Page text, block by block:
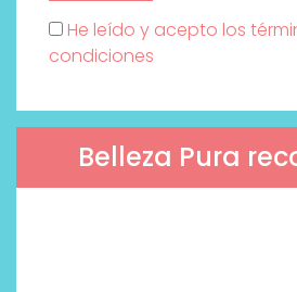
He leído y acepto los
condiciones
Belleza Pura